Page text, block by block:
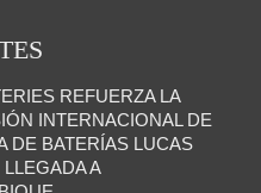
REFUERZA LA
INTERNACIONAL DE
DE BATERÍAS LUCAS
A